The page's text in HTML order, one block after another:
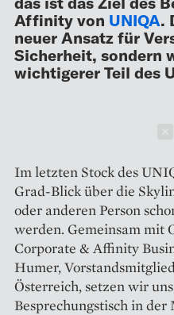
Affinity von UNIQA.
neuer Ansatz für
Sicherheit, sondern
wichtigerer Teil des
Im letzten Stock des
Grad-Blick über die
oder anderen Person
werden. Gemeinsam mit
Corporate & Affinity
Humer,
Österreich, setzen wir
Besprechungstisch in der